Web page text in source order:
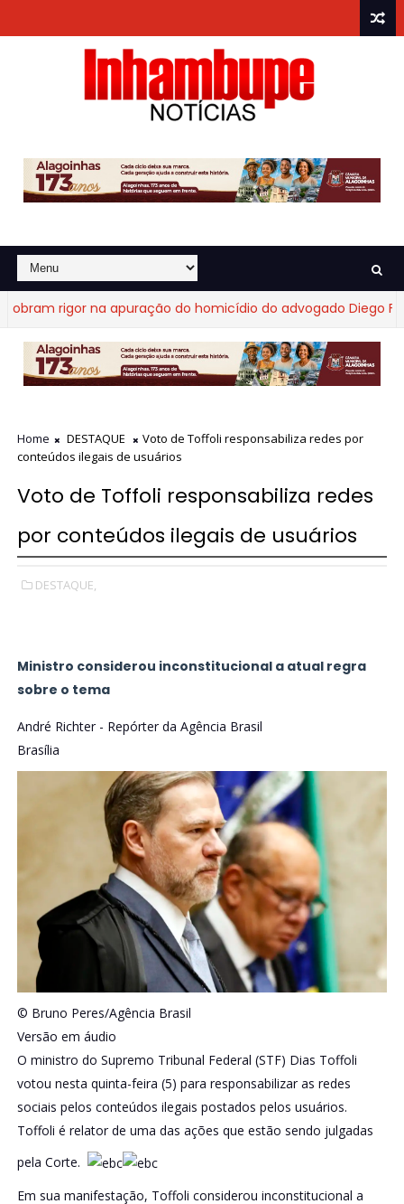
rigor na apuração do homicídio do advogado Diego Fraga
Home DESTAQUE
Voto de Toffoli responsabiliza redes por
conteúdos ilegais de usuários
Voto de Toffoli responsabiliza redes
por conteúdos ilegais de usuários
DESTAQUE,
Ministro considerou inconstitucional a atual regra
sobre o tema
André Richter - Repórter da Agência Brasil
Brasília
© Bruno Peres/Agência Brasil
Versão em áudio
O ministro do Supremo Tribunal Federal (STF) Dias Toffoli
votou nesta quinta-feira (5) para responsabilizar as redes
sociais pelos conteúdos ilegais postados pelos usuários.
Toffoli é relator de uma das ações que estão sendo julgadas
pela Corte.
Em sua manifestação, Toffoli considerou inconstitucional a